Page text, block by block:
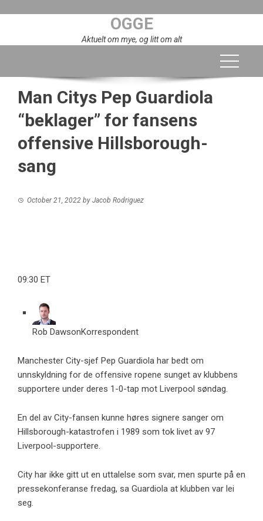
OGGE
Aktuelt om mye, og litt om alt
Man Citys Pep Guardiola
“beklager” for fansens
offensive Hillsborough-
sang
October 21, 2022 by Jacob Rodriguez
09:30 ET
Rob DawsonKorrespondent
Manchester City-sjef Pep Guardiola har bedt om
unnskyldning for de offensive ropene sunget av klubbens
supportere under deres 1-0-tap mot Liverpool søndag.
En del av City-fansen kunne høres signere sanger om
Hillsborough-katastrofen i 1989 som tok livet av 97
Liverpool-supportere.
City har ikke gitt ut en uttalelse som svar, men spurte på en
pressekonferanse fredag, sa Guardiola at klubben var lei
seg.